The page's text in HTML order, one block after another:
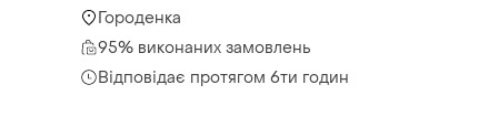
Городенка
95% виконаних замовлень
Відповідає протягом 6ти годин